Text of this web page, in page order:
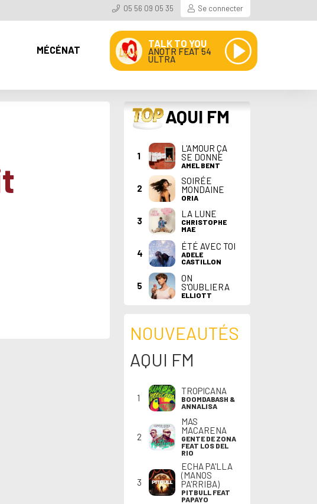
05 56 09 05 35 Se connecter
MÉCÉNAT
TALK TO YOU
ANOTR FEAT 54
ULTRA
TOP AQUI FM
1
L'AMOUR ÇA
SE DONNE
AMEL BENT
2
SOIRÉE
MONDAINE
ORIA
3
LA LUNE
CHRISTOPHE
MAE
4
ÉTÉ AVEC TOI
ADELE
CASTILLON
5
ON
S'OUBLIERA
ELLIOTT
NOUVEAUTÉS
AQUI FM
1
TROPICANA
BOOMDABASH &
ANNALISA
2
MAS
MACARENA
GENTE DE ZONA
FEAT LOS DEL
RIO
3
ECHA PA'LLA
(MANOS
PA'RRIBA)
PITBULL FEAT
PAPAYO